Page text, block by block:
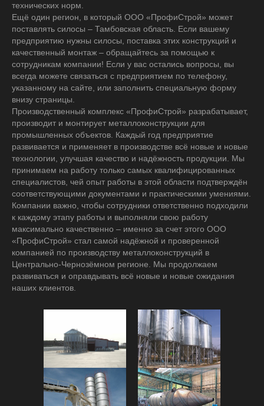
технических норм.
Ещё один регион, в который ООО «ПрофиСтрой» может
поставлять силосы – Тамбовская область. Если вашему
предприятию нужны силосы, поставка этих конструкций и
качественный монтаж – обращайтесь за помощью к
сотрудникам компании! Если у вас остались вопросы, вы
всегда можете связаться с предприятием по телефону,
указанному на сайте, или заполнить специальную форму
внизу страницы.
Производственный комплекс «ПрофиСтрой» разрабатывает,
производит и монтирует металлоконструкции для
промышленных объектов. Каждый год предприятие
развивается и применяет в производстве всё новые и новые
технологии, улучшая качество и надёжность продукции. Мы
принимаем на работу только самых квалифицированных
специалистов, чей опыт работы в этой области подтверждён
соответствующими документами и практическими умениями.
Компании важно, чтобы сотрудники ответственно подходили
к каждому этапу работы и выполняли свою работу
максимально качественно – именно за счет этого ООО
«ПрофиСтрой» стал самой надёжной и проверенной
компанией по производству металлоконструкций в
Центрально-Чернозёмном регионе. Мы продолжаем
развиваться и оправдывать всё новые и новые ожидания
наших клиентов.